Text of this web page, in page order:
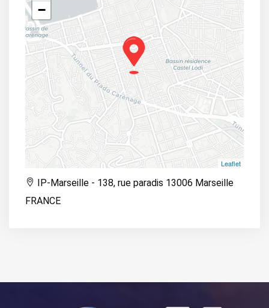
−
Leaflet
IP-Marseille - 138, rue paradis 13006 Marseille
FRANCE